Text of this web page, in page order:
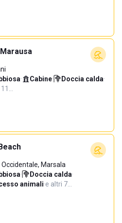
· Cabine· Doccia calda·
Occidentale, Marsala
· Doccia calda·
animali·e altri 7…